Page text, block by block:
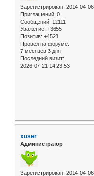
Зарегистрирован: 2014-04-06
Приглашений: 0
Сообщений: 12111
Уважение: +3655
Позитив: +4528
Провел на форуме:
7 месяцев 3 дня
Последний визит:
2026-07-21 14:23:53
xuser
Администратор
Зарегистрирован: 2014-04-06